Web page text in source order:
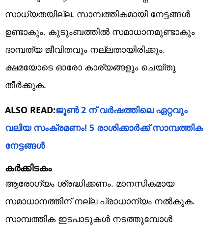
സാധ്യതയില്ല. സാമ്പത്തികമായി നേട്ടങ്ങൾ
ഉണ്ടാകും. കുടുംബത്തിൽ സമാധാനമുണ്ടാകും
ദാമ്പത്യ ജീവിതവും നല്ലതായിരിക്കും.
ക്ഷമയോടെ ഓരോ കാര്യങ്ങളും ചെയ്തു
തീർക്കുക.
ALSO READ:ജൂൺ 2 ന് വർഷത്തിലെ ഏറ്റവും
വലിയ സംക്രമണം! 5 രാശിക്കാർക്ക് സാമ്പത്തിക
നേട്ടങ്ങൾ
കർക്കിടകം
ആരോഗ്യം ശ്രദ്ധിക്കണം. മാനസികമായ
സമാധാനത്തിന് നല്ല പ്രാധാന്യം നൽകുക.
സാമ്പത്തിക ഇടപാടുകൾ നടത്തുമ്പോൾ